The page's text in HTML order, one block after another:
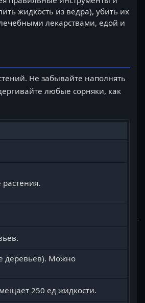
жидкость из ведра), убить их
лекарствами, едой и
Не забывайте наполнять
любые сорняки, как
деревьев). Можно
250 ед жидкости.